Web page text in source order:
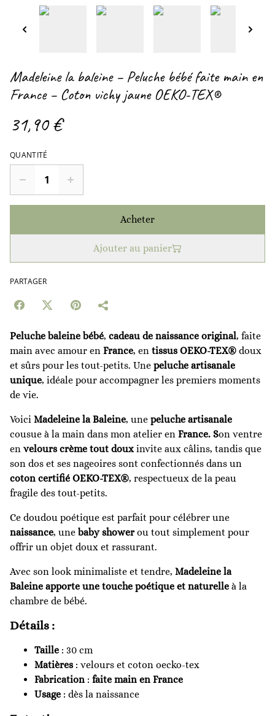
Madeleine la baleine – Peluche bébé faite main en
France – Coton vichy jaune OEKO-TEX®
31,90 €
QUANTITÉ
Acheter
Ajouter au panier
PARTAGER
Peluche baleine bébé, cadeau de naissance original, faite
main avec amour en France, en tissus OEKO-TEX® doux
et sûrs pour les tout-petits. Une peluche artisanale
unique, idéale pour accompagner les premiers moments
de vie.
Voici Madeleine la Baleine, une peluche artisanale
cousue à la main dans mon atelier en France. Son ventre
en velours crème tout douxinvite aux câlins, tandis que
son dos et ses nageoires sont confectionnés dans un
coton certifié OEKO-TEX®, respectueux de la peau
fragile des tout-petits.
Ce doudou poétique est parfait pour célébrer une
naissance, une baby showerou tout simplement pour
offrir un objet doux et rassurant.
Avec son look minimaliste et tendre, Madeleine la
Baleine apporte une touche poétique et naturelle à la
chambre de bébé.
Détails :
Taille : 30 cm
Matières : velours et coton oecko-tex
Fabrication : faite main en France
Usage : dès la naissance